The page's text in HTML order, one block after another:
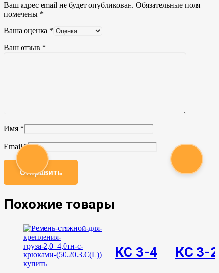
Ваш адрес email не будет опубликован. Обязательные поля
помечены *
Ваша оценка *
Ваш отзыв *
Имя *
Email*
Похожие товары
КС 3-4 КС 3-2